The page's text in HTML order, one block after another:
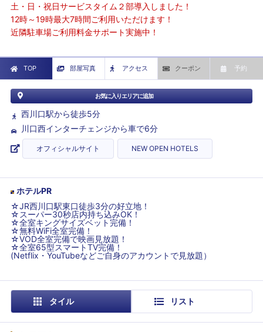
土・日・祝日サービスタイム２部導入しました！
12時～19時最大7時間ご利用いただけます！
近隣駐車場ご利用料金サポート実施中！
TOP 部屋写真 アクセス クーポン 予約
お気に入りエリアに追加
西川口駅から徒歩5分
川口西インターチェンジから車で6分
オフィシャルサイト NEW OPEN HOTELS
ホテルPR
☆JR西川口駅東口徒歩3分の好立地！
☆スーパー30秒店内持ち込みOK！
☆全室キングサイズベット完備！
☆無料WiFi全室完備！
☆VOD全室完備で映画見放題！
☆全室65型スマートTV完備！
(Netflix・YouTubeなどご自身のアカウントで見放題）
タイル リスト